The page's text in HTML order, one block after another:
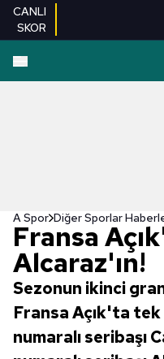
CANLI
SKOR
A Spor Diğer Sporlar
Fransa
Alcaraz'ın!
Sezonun ikinci
Fransa Açık'ta
numaralı seribaşı